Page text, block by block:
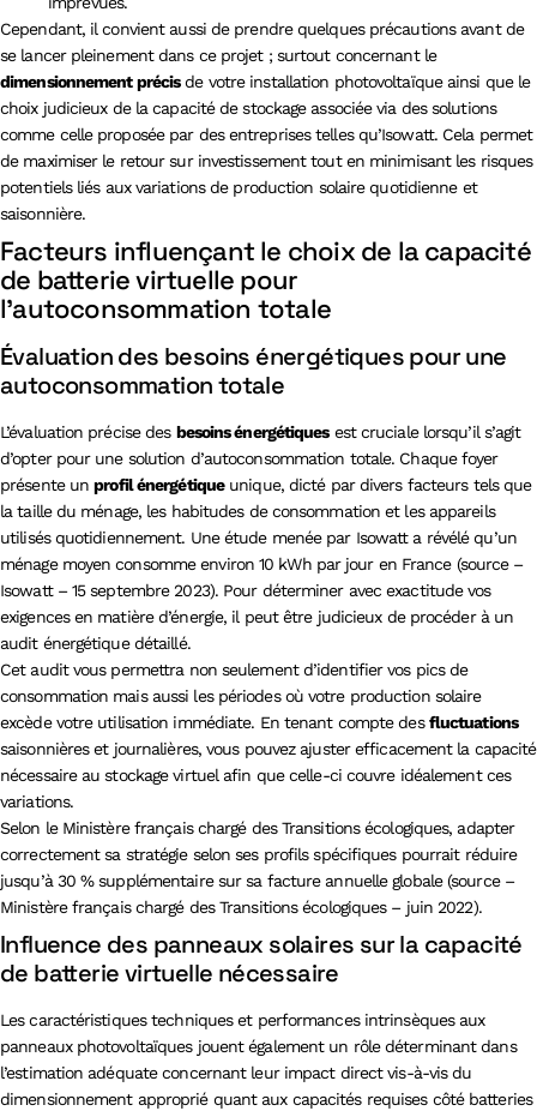
Cependant, il convient aussi de prendre quelques précautions avant de
se lancer pleinement dans ce projet ; surtout concernant le
dimensionnement précisde votre installation photovoltaïque ainsi que le
choix judicieux de la capacité de stockage associée via des solutions
comme celle proposée par des entreprises telles qu’Isowatt. Cela permet
de maximiser le retour sur investissement tout en minimisant les risques
potentiels liés aux variations de production solaire quotidienne et
saisonnière.
Facteurs influençant le choix de la capacité
de batterie virtuelle pour
l’autoconsommation totale
Évaluation des besoins énergétiques pour une
autoconsommation totale
L’évaluation précise des besoins énergétiquesest cruciale lorsqu’il s’agit
d’opter pour une solution d’autoconsommation totale. Chaque foyer
présente unprofil énergétiqueunique, dicté par divers facteurs tels que
la taille du ménage, les habitudes de consommation et les appareils
utilisés quotidiennement. Une étude menée par Isowatt a révélé qu’un
ménage moyen consomme environ 10 kWh par jour en France (source –
Isowatt – 15 septembre 2023). Pour déterminer avec exactitude vos
exigences en matière d’énergie, il peut être judicieux de procéder à un
audit énergétique détaillé.
Cet audit vous permettra non seulement d’identifier vos pics de
consommation mais aussi les périodes où votre production solaire
excède votre utilisation immédiate. En tenant compte desfluctuations
saisonnières et journalières, vous pouvez ajuster efficacement la capacité
nécessaire au stockage virtuel afin que celle-ci couvre idéalement ces
variations.
Selon le Ministère français chargé des Transitions écologiques, adapter
correctement sa stratégie selon ses profils spécifiques pourrait réduire
jusqu’à 30 % supplémentaire sur sa facture annuelle globale (source –
Ministère français chargé des Transitions écologiques – juin 2022).
Influence des panneaux solaires sur la capacité
de batterie virtuelle nécessaire
Les caractéristiques techniques et performances intrinsèques aux
panneaux photovoltaïques jouent également un rôle déterminant dans
l’estimation adéquate concernant leur impact direct vis-à-vis du
dimensionnement approprié quant aux capacités requises côté batteries